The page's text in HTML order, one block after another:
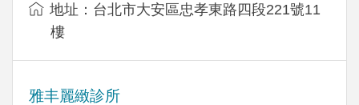
地址：台北市大安區忠孝東路四段221號11
樓
雅丰麗緻診所